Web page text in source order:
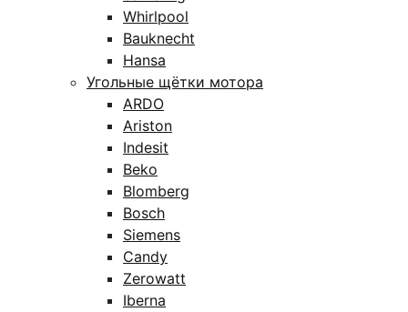
Whirlpool
Bauknecht
Hansa
Угольные щётки мотора
ARDO
Ariston
Indesit
Beko
Blomberg
Bosch
Siemens
Candy
Zerowatt
Iberna